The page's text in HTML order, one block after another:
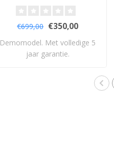
€699,00 €350,00
Demomodel. Met volledige 5
jaar garantie.